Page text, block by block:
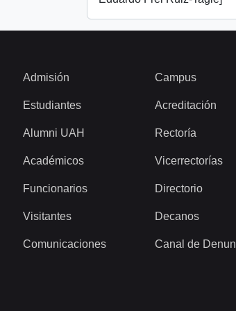
Admisión
Estudiantes
Alumni UAH
Académicos
Funcionarios
Visitantes
Comunicaciones
Campus
Acreditación
Rectoría
Vicerrectorías
Directorio
Decanos
Canal de